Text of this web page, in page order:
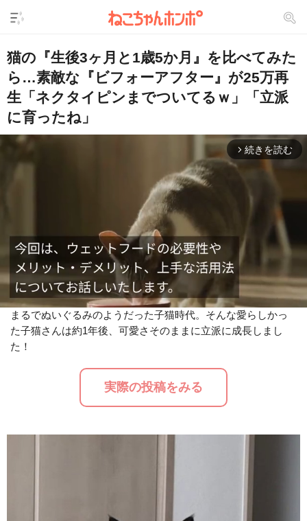
猫の『生後3ヶ月と1歳5か月』を比べてみた
ら…素敵な『ビフォーアフター』が25万再
生「ネクタイピンまでついてるｗ」「立派
に育ったね」
arrow_forward_ios 続きを読む
まるでぬいぐるみのようだった子猫時代。そんな愛らしかっ
た子猫さんは約1年後、可愛さそのままに立派に成長しまし
た！
実際の投稿をみる